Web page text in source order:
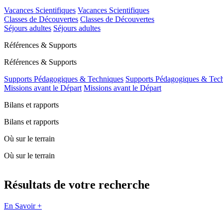
Vacances Scientifiques Vacances Scientifiques
Classes de Découvertes Classes de Découvertes
Séjours adultes Séjours adultes
Références & Supports
Références & Supports
Supports Pédagogiques & Techniques Supports Pédagogiques &
Missions avant le Départ Missions avant le Départ
Bilans et rapports
Bilans et rapports
Où sur le terrain
Où sur le terrain
Résultats de votre recherche
En Savoir +